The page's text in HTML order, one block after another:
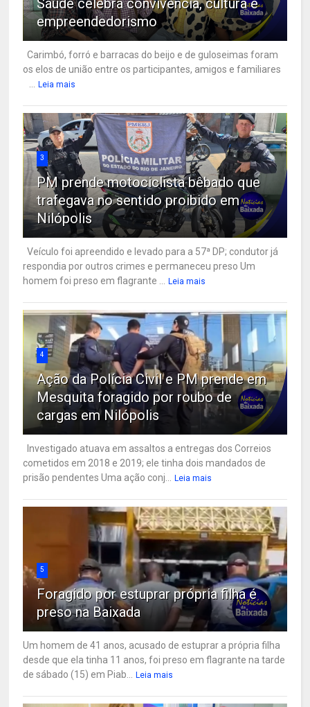
empreendedorismo
Carimbó, forró e barracas do beijo e de guloseimas foram
os elos de união entre os participantes, amigos e familiares
Leia mais
3
PM prende motociclista bêbado que
trafegava no sentido proibido em
Nilópolis
Veículo foi apreendido e levado para a 57ª DP; condutor já
respondia por outros crimes e permaneceu preso Um
homem foi preso em flagrante ...
Leia mais
4
Ação da Polícia Civil e PM prende em
Mesquita foragido por roubo de
cargas em Nilópolis
Investigado atuava em assaltos a entregas dos Correios
cometidos em 2018 e 2019; ele tinha dois mandados de
prisão pendentes Uma ação conj...
Leia mais
5
Foragido por estuprar própria filha é
preso na Baixada
Um homem de 41 anos, acusado de estuprar a própria filha
desde que ela tinha 11 anos, foi preso em flagrante na tarde
de sábado (15) em Piab...
Leia mais